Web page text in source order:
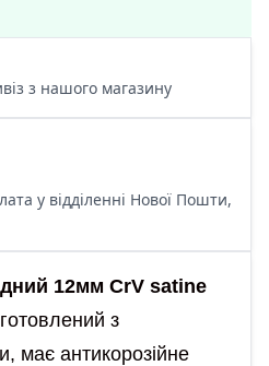
з нашого магазину
у відділенні Нової Пошти,
12мм CrV satine
з
має антикорозійне